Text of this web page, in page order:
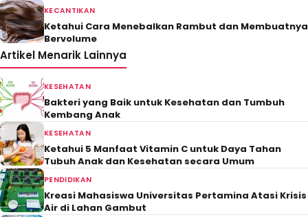
KECANTIKAN
Ketahui Cara Menebalkan Rambut dan Membuatnya
Bervolume
Artikel Menarik Lainnya
KESEHATAN
Bakteri yang Baik untuk Kesehatan dan Tumbuh
Kembang Anak
KESEHATAN
Ketahui 5 Manfaat Vitamin C untuk Daya Tahan
Tubuh Anak dan Kesehatan secara Umum
PENDIDIKAN
Kreasi Mahasiswa Universitas Pertamina Atasi Krisis
Air di Lahan Gambut